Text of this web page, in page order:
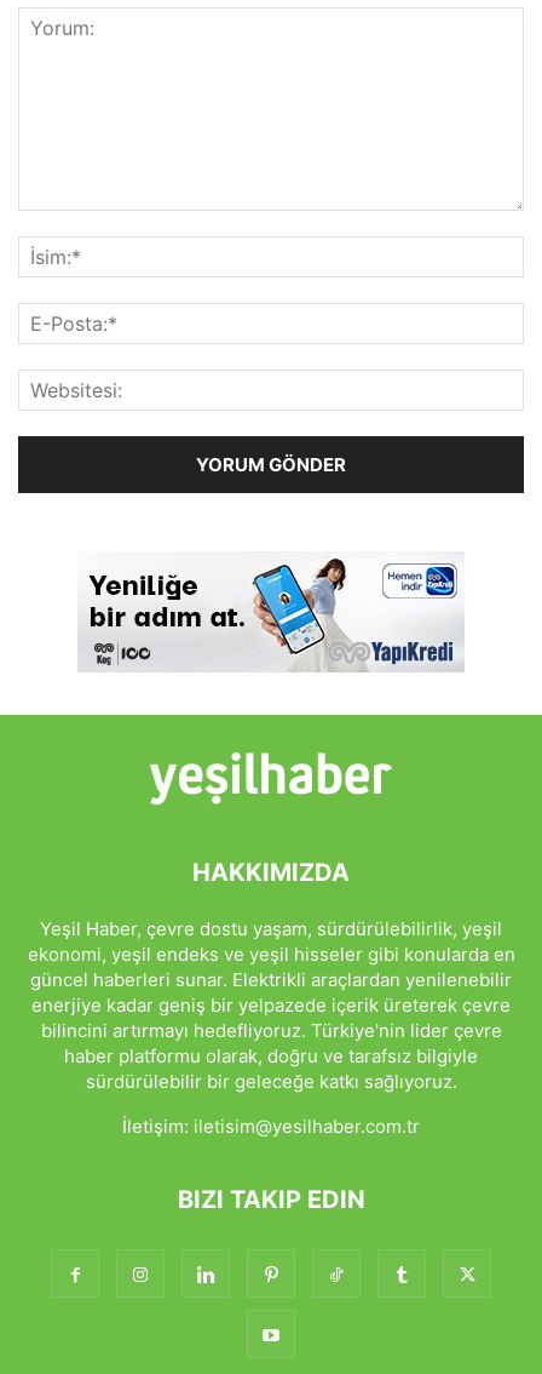
HAKKIMIZDA
Yeşil Haber, çevre dostu yaşam, sürdürülebilirlik, yeşil
ekonomi, yeşil endeks ve yeşil hisseler gibi konularda en
güncel haberleri sunar. Elektrikli araçlardan yenilenebilir
enerjiye kadar geniş bir yelpazede içerik üreterek çevre
bilincini artırmayı hedefliyoruz. Türkiye'nin lider çevre
haber platformu olarak, doğru ve tarafsız bilgiyle
sürdürülebilir bir geleceğe katkı sağlıyoruz.
İletişim: iletisim@yesilhaber.com.tr
BIZI TAKIP EDIN